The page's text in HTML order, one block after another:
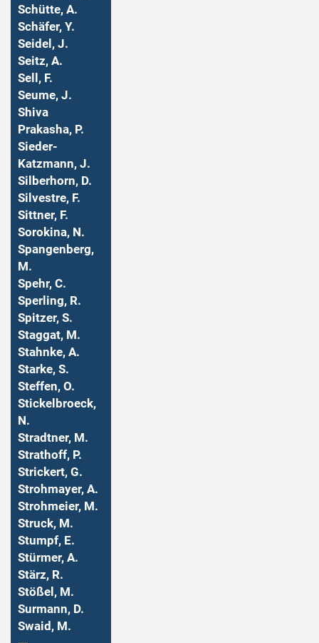
Schütte, A.
Schäfer, Y.
Seidel, J.
Seitz, A.
Sell, F.
Seume, J.
Shiva
Prakasha, P.
Sieder-
Katzmann, J.
Silberhorn, D.
Silvestre, F.
Sittner, F.
Sorokina, N.
Spangenberg,
M.
Spehr, C.
Sperling, R.
Spitzer, S.
Staggat, M.
Stahnke, A.
Starke, S.
Steffen, O.
Stickelbroeck,
N.
Stradtner, M.
Strathoff, P.
Strickert, G.
Strohmayer, A.
Strohmeier, M.
Struck, M.
Stumpf, E.
Stürmer, A.
Stärz, R.
Stößel, M.
Surmann, D.
Swaid, M.